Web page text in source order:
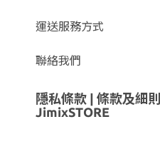
運送服務方式
聯絡我們
隱私條款 | 條款及細則
JimixSTORE